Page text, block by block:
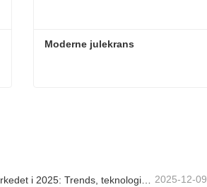
Moderne julekrans
Juletræsmarkedet i 2025: Trends, teknologier og indkøbsguide til B2B-købere 2025-12-09